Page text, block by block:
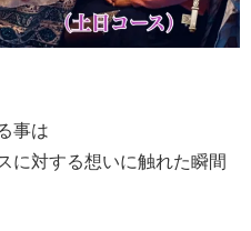
事は
に対する想いに触れた瞬間